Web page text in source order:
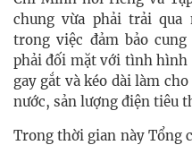
chung vừa phải trải
trong việc đảm bảo
phải đối mặt với tình hình
gay gắt và kéo dài làm
nước, sản lượng điện tiêu
Trong thời gian này Tổng